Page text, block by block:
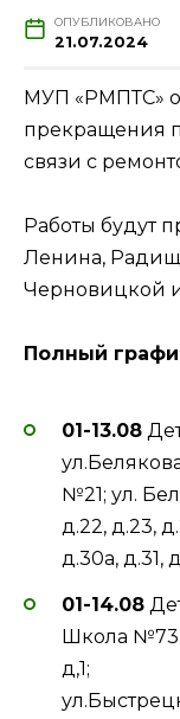
ОПУБЛИКОВАНО
21.07.2024
МУП «РМПТС»
прекращения
связи с
Работы будут
Ленина,
Черновицкой
Полный
01-13.08
№21; ул.
д.22, д.23,
д.30а, д.31,
01-14.08
Школа №73,
д,1;